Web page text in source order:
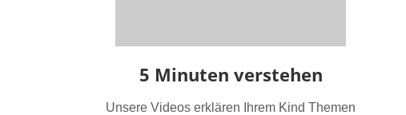
5 Minuten verstehen
Unsere Videos erklären Ihrem Kind Themen